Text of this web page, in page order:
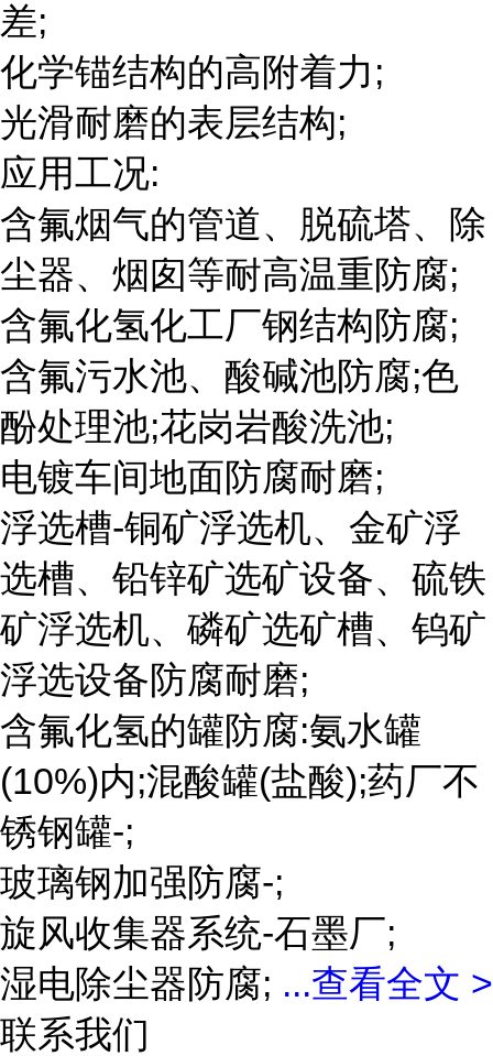
差;
化学锚结构的高附着力;
光滑耐磨的表层结构;
应用工况:
含氟烟气的管道、脱硫塔、除
尘器、烟囱等耐高温重防腐;
含氟化氢化工厂钢结构防腐;
含氟污水池、酸碱池防腐;色
酚处理池;花岗岩酸洗池;
电镀车间地面防腐耐磨;
浮选槽-铜矿浮选机、金矿浮
选槽、铅锌矿选矿设备、硫铁
矿浮选机、磷矿选矿槽、钨矿
浮选设备防腐耐磨;
含氟化氢的罐防腐:氨水罐
(10%)内;混酸罐(盐酸);药厂不
锈钢罐-;
玻璃钢加强防腐-;
旋风收集器系统-石墨厂;
湿电除尘器防腐; ...查看全文 >
联系我们